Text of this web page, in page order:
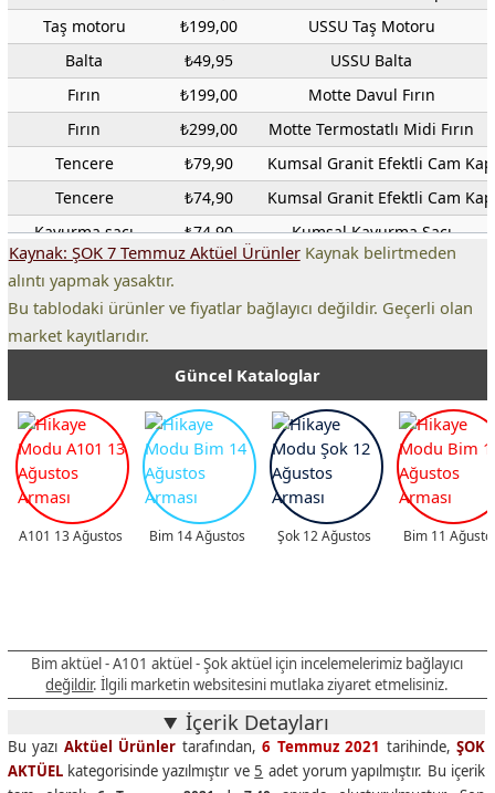
Taş motoru
₺199,00
USSU Taş Motoru
Balta
₺49,95
USSU Balta
Fırın
₺199,00
Motte Davul Fırın
Fırın
₺299,00
Motte Termostatlı Midi Fırın
Tencere
₺79,90
Kumsal Granit Efektli Cam
Tencere
₺74,90
Kumsal Granit Efektli Cam
Kavurma sacı
₺74,90
Kumsal Kavurma Sacı
Wok tava
₺69,90
Kumsal Wok Tava
Döküm tava
₺99,90
Döküm Tava
Kızartma tavası
₺59,90
Rondo
₺34,95
İpli Rondo
Karaf
₺19,95
Paşabahçe Summer Creative
Bardak
₺4,99
Paşabahçe Summer Creative
Tencere
₺39,95
Paşabahçe Kapaklı Yuvarlak
Tabak
₺36,95
Paşabahçe Ayaklı Kare
Sütlaç kasesi
₺6,99
Fırın Sütlaç Kasesi 'ü
₺21,95
Bambu Çerezlik 2li
Silikon kapak
₺34,95
Yuvarlak / Kare Silikon Kapak
Silikon kapak
₺19,95 Silikon Kapak 6lı
Kaynak: ŞOK 7 Temmuz Aktüel ÜrünlerKaynak belirtmeden
alıntı yapmak yasaktır.
Bu tablodaki ürünler ve fiyatlar bağlayıcı değildir. Geçerli olan
market kayıtlarıdır.
Güncel Kataloglar
A101 13 Ağustos Bim 14 Ağustos Şok 12 Ağustos Bim 11
Bim aktüel - A101 aktüel - Şok aktüel için incelemelerimiz bağlayıcı
değildir. İlgili marketin websitesini mutlaka ziyaret etmelisiniz.
İçerik Detayları
Bu yazı Aktüel Ürünler tarafından,6 Temmuz 2021 tarihinde,ŞOK
AKTÜELkategorisinde yazılmıştır ve5 adet yorum yapılmıştır. Bu içerik